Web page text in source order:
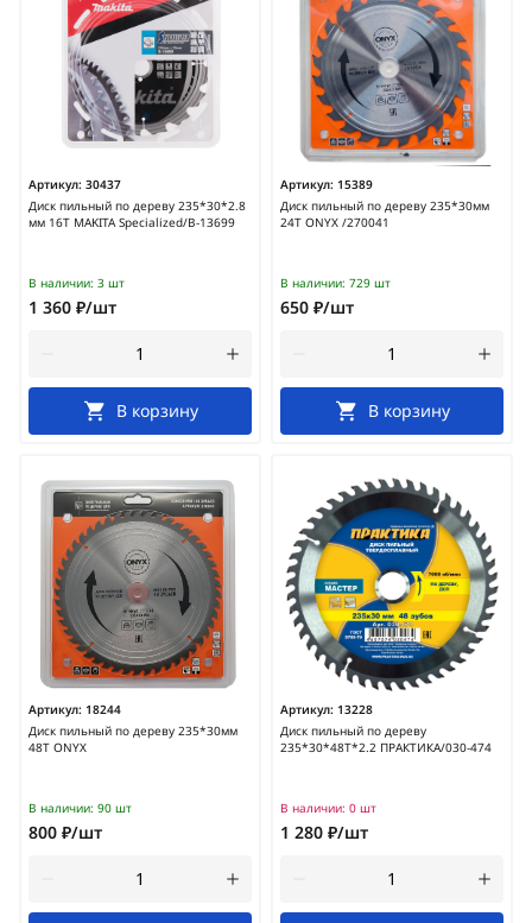
Артикул: 30437
Диск пильный по дереву 235*30*2.8
мм 16Т MAKITA Specialized/B-13699
В наличии: 3 шт
1 360 ₽/шт
В корзину
Артикул: 15389
Диск пильный по дереву 235*30мм
24Т ONYX /270041
В наличии: 729 шт
650 ₽/шт
В корзину
Артикул: 18244
Диск пильный по дереву 235*30мм
48Т ONYX
В наличии: 90 шт
800 ₽/шт
Артикул: 13228
Диск пильный по дереву
235*30*48Т*2.2 ПРАКТИКА/030-474
В наличии: 0 шт
1 280 ₽/шт